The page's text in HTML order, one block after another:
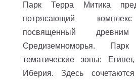
Парк Терра Митика
потрясающий
посвященный древним
Средиземноморья.
тематические зоны:
Иберия. Здесь